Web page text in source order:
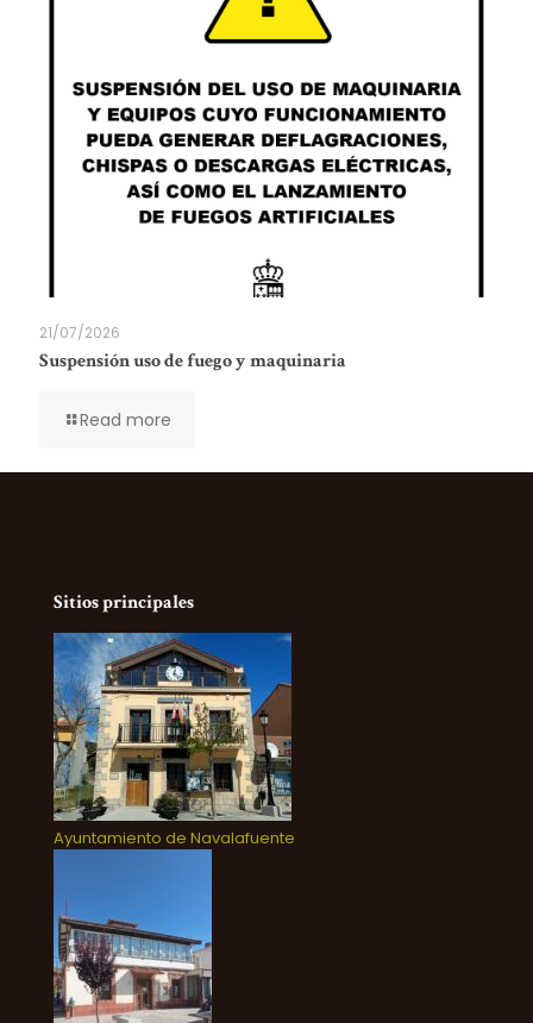
21/07/2026
Suspensión uso de fuego y maquinaria
Read more
Sitios principales
Ayuntamiento de Navalafuente